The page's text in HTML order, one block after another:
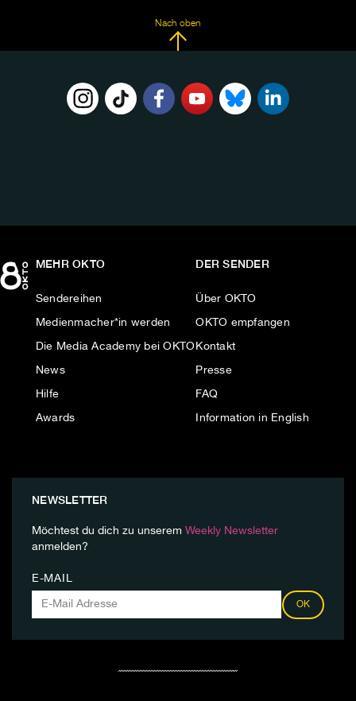
Nach oben
MEHR OKTO
Sendereihen
Medienmacher*in werden
Die Media Academy bei OKTO
News
Hilfe
Awards
DER SENDER
Über OKTO
OKTO empfangen
Kontakt
Presse
FAQ
Information in English
NEWSLETTER
Möchtest du dich zu unserem Weekly Newsletter
anmelden?
E-MAIL
OK